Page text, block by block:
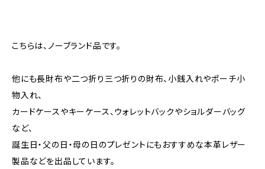
こちらは、ノーブランド品です。
他にも長財布や二つ折り三つ折りの財布、小銭入れやポーチ小
物入れ、
カードケースやキーケース、ウォレットバックやショルダーバッグ
など、
誕生日・父の日・母の日のプレゼントにもおすすめな本革レザー
製品などを出品しています。